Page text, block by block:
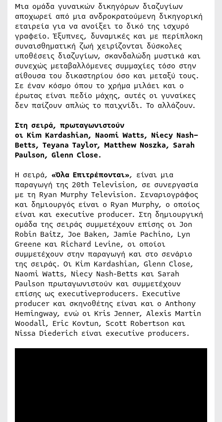
Μια ομάδα γυναικών δικηγόρων διαζυγίων
αποχωρεί από μια ανδροκρατούμενη δικηγορική
εταιρεία για να ανοίξει το δικό της ισχυρό
γραφείο. Έξυπνες, δυναμικές και με περίπλοκη
συναισθηματική ζωή χειρίζονται δύσκολες
υποθέσεις διαζυγίων, σκανδαλώδη μυστικά και
συνεχώς μεταβαλλόμενες συμμαχίες τόσο στην
αίθουσα του δικαστηρίου όσο και μεταξύ τους.
Σε έναν κόσμο όπου το χρήμα μιλάει και ο
έρωτας είναι πεδίο μάχης, αυτές οι γυναίκες
δεν παίζουν απλώς το παιχνίδι. Το αλλάζουν.
Στη σειρά, πρωταγωνιστούν
οι Kim Kardashian, Naomi Watts, Niecy Nash–
Betts, Teyana Taylor, Matthew Noszka, Sarah
Paulson, Glenn Close.
Η σειρά, «Όλα Επιτρέπονται», είναι μια
παραγωγή της 20th Television, σε συνεργασία
με τη Ryan Murphy Television. Σεναριογράφος
και δημιουργός είναι ο Ryan Murphy, ο οποίος
είναι και executive producer. Στη δημιουργική
ομάδα της σειράς συμμετέχουν επίσης οι Jon
Robin Baitz, Joe Baken, Jamie Pachino, Lyn
Greene και Richard Levine, οι οποίοι
συμμετέχουν στην παραγωγή και στο σενάριο
της σειράς. Οι Kim Kardashian, Glenn Close,
Naomi Watts, Niecy Nash-Betts και Sarah
Paulson πρωταγωνιστούν και συμμετέχουν
επίσης ως executiveproducers. Executive
producer και σκηνοθέτης είναι και ο Anthony
Hemingway, ενώ οι Kris Jenner, Alexis Martin
Woodall, Eric Kovtun, Scott Robertson και
Nissa Diederich είναι executive producers.